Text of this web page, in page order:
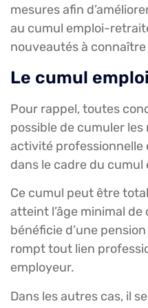
mesures afin
au cumul emploi-
nouveautés à connaître
Le cumul
Pour rappel, toutes
possible de cumuler
activité professionnelle
dans le cadre du
Ce cumul peut être
atteint l’âge minimal de
bénéficie d’une
rompt tout lien
employeur.
Dans les autres cas, il